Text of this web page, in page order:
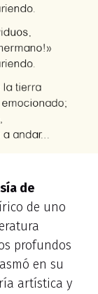
de
de uno
profundos
en su
artística y